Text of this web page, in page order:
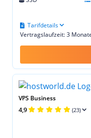
Vertragslaufzeit: 3
Tarifdetails
VPS Business
4,9 (23)